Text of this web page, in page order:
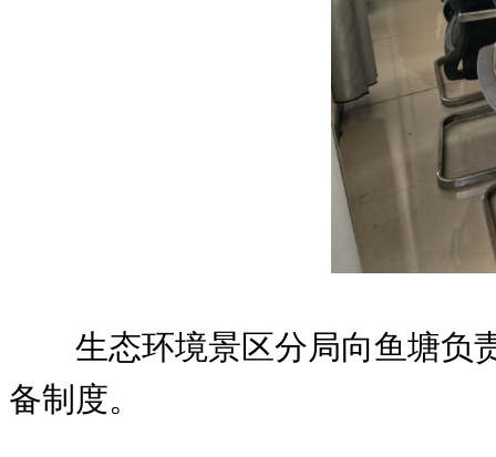
生态环境景区分局向鱼塘负
备制度。